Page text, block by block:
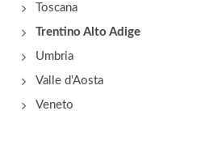
Toscana
Trentino Alto Adige
Umbria
Valle d'Aosta
Veneto